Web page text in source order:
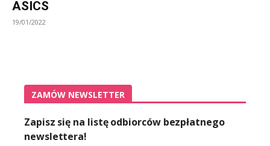
ASICS
19/01/2022
ZAMÓW NEWSLETTER
Zapisz się na listę odbiorców bezpłatnego
newslettera!